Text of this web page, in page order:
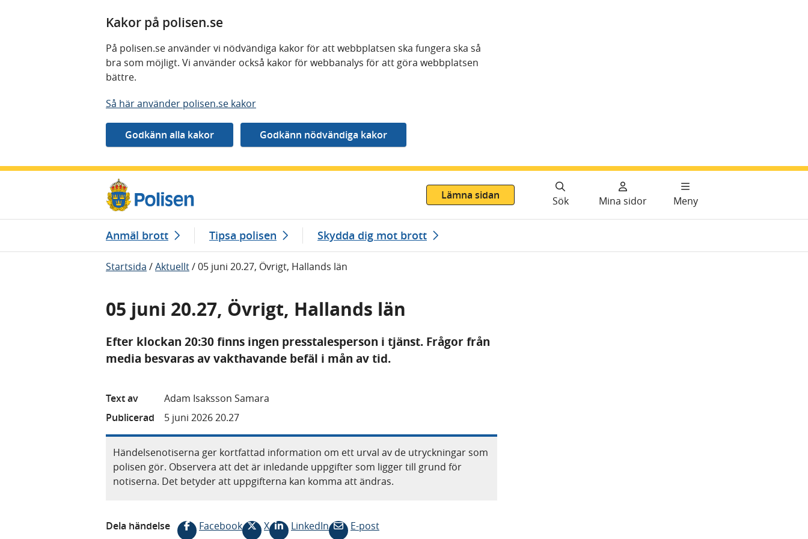
Kakor på polisen.se
På polisen.se använder vi nödvändiga kakor för att webbplatsen ska fungera ska så
bra som möjligt. Vi använder också kakor för webbanalys för att göra webbplatsen
bättre.
Så här använder polisen.se kakor
Lämna sidan
Sök Mina sidor Meny
Anmäl brott Tipsa polisen Skydda dig mot brott
Startsida /Aktuellt/05 juni 20.27, Övrigt, Hallands län
05 juni 20.27, Övrigt, Hallands län
Efter klockan 20:30 finns ingen presstalesperson i tjänst. Frågor från
media besvaras av vakthavande befäl i mån av tid.
Text av
Adam Isaksson Samara
Publicerad
5 juni 2026 20.27
Händelsenotiserna ger kortfattad information om ett urval av de utryckningar som
polisen gör. Observera att det är inledande uppgifter som ligger till grund för
notiserna. Det betyder att uppgifterna kan komma att ändras.
Dela händelse Facebook X LinkedIn E-post